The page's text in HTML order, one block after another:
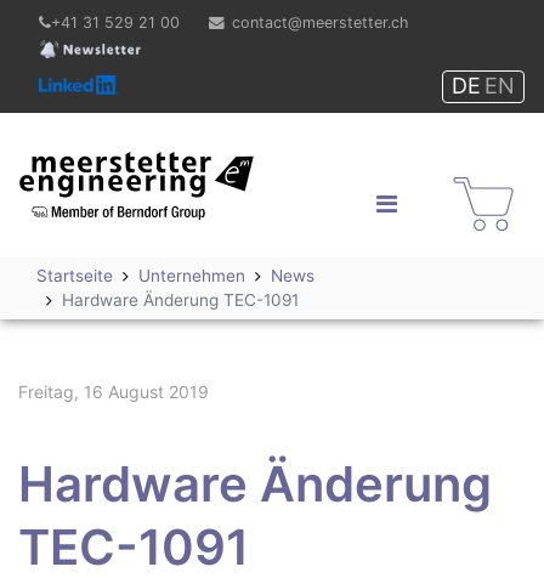
+41 31 529 21 00 contact@meerstetter.ch
DE EN
Meerstetter Engineering
GmbH
Shop
Startseite Unternehmen
News
Hardware Änderung TEC-1091
Freitag, 16 August 2019
Hardware Änderung
TEC-1091